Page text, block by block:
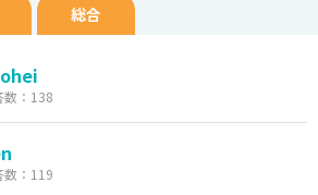
総合
数：138
数：119